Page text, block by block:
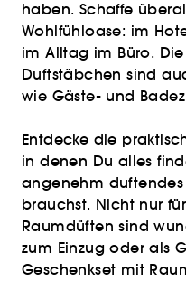
haben. Schaffe
Wohlfühloase: im
im Alltag im Büro.
Duftstäbchen sind
wie Gäste- und
Entdecke die
in denen Du alles
angenehm
brauchst. Nicht nur
Raumdüften sind
zum Einzug oder als
Geschenkset mit